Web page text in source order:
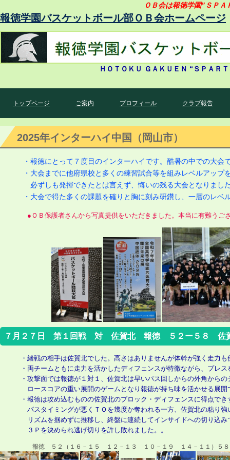
報徳学園バスケットボール部ＯＢ会ホームページ
ＯＢ会は報徳学園”ＳＰ
ＨＯＴＯＫＵ ＧＡＫＵＥＮ “ＳＰＡ
トップページ ご案内 プロフィール クラブ報告
2025年インターハイ中国（岡山市）
・報徳にとって７度目のインターハイです。酷暑の中での大
・大会までに他府県校と多くの練習試合等を組みレベルアッ
必ずしも発揮できたとは言えず、悔いの残る大会となりまし
・大会で得た多くの課題を確りと胸に刻み研鑽し、一層のレ
●ＯＢ保護者さんから写真提供をいただきました。本当に有難うご
７月２７日 第１回戦 対 佐賀北 報徳 ５２ー５８ 佐
・緒戦の相手は佐賀北でした。高さはありませんが体幹が強く走力
・両チームともに走力を活かしたディフェンスが特徴ながら、プレ
・攻撃面では報徳が１対１、佐賀北は早いパス回しからの外角から
ロースコアの重い展開のゲームとなり報徳が持ち味を活かせる展開
・報徳は攻め込むものの佐賀北のブロック・ディフェンスに得点で
パスタイミングが悪くＴＯを幾度か奪われる一方、佐賀北の粘り
リズムを掴めずに推移し、終盤に連続してインサイドへの切り込
３Ｐを決められ逃げ切りを許し敗れました。。
報徳 ５２（１６－１５ １２－１３ １０－１９ １４－１１）５